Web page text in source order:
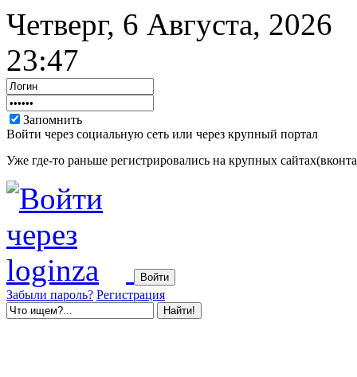
Четверг, 6 Августа, 2026
23:47
Запомнить
Войти через социальную сеть или через крупный портал
Уже где-то раньше регистрировались на крупных
Забыли пароль? Регистрация